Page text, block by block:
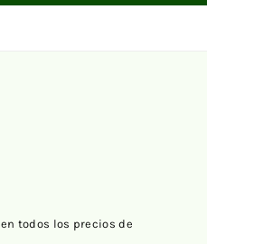
en todos los precios de